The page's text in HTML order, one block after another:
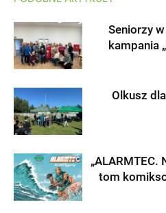
Seniorzy
kampania
Olkusz
tom